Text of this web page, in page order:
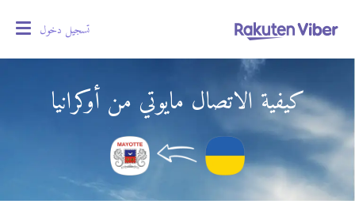
تسجيل دخول
كيفية الاتصال مايوتي من أوكرانيا